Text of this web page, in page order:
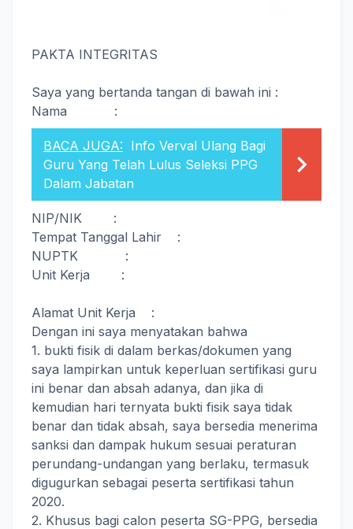
PAKTA INTEGRITAS
Saya yang bertanda tangan di bawah ini :
Nama :
BACA JUGA: Info Verval Ulang Bagi
Guru Yang Telah Lulus Seleksi PPG
Dalam Jabatan
NIP/NIK :
Tempat Tanggal Lahir :
NUPTK :
Unit Kerja :
Alamat Unit Kerja :
Dengan ini saya menyatakan bahwa
1. bukti fisik di dalam berkas/dokumen yang
saya lampirkan untuk keperluan sertifikasi guru
ini benar dan absah adanya, dan jika di
kemudian hari ternyata bukti fisik saya tidak
benar dan tidak absah, saya bersedia menerima
sanksi dan dampak hukum sesuai peraturan
perundang-undangan yang berlaku, termasuk
digugurkan sebagai peserta sertifikasi tahun
2020.
2. Khusus bagi calon peserta SG-PPG, bersedia